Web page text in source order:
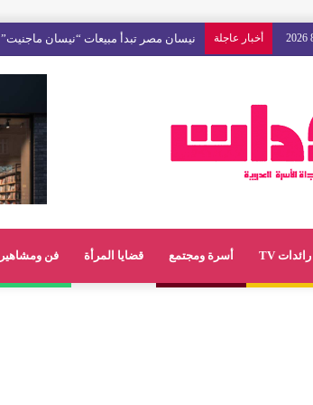
أخبار عاجلة نيسان مصر تبدأ مبيعات “نيسان ماجنيت”
رائدات TV أسرة ومجتمع قضايا المرأة فن ومشاهير